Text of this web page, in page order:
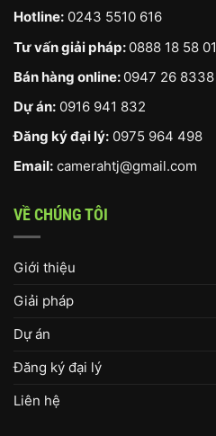
Hotline: 0243 5510 616
Tư vấn giải pháp: 0888 18 58 01
Bán hàng online: 0947 26 8338
Dự án: 0916 941 832
Đăng ký đại lý: 0975 964 498
Email: camerahtj@gmail.com
VỀ CHÚNG TÔI
Giới thiệu
Giải pháp
Dự án
Đăng ký đại lý
Liên hệ